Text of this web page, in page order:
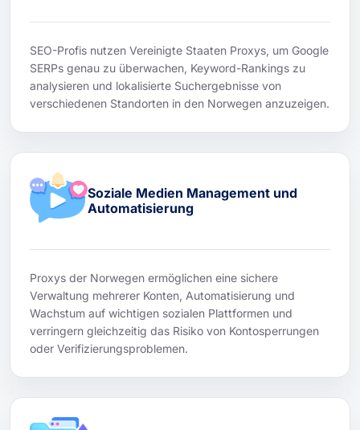
SEO-Profis nutzen Vereinigte Staaten Proxys, um Google
SERPs genau zu überwachen, Keyword-Rankings zu
analysieren und lokalisierte Suchergebnisse von
verschiedenen Standorten in den Norwegen anzuzeigen.
Soziale Medien Management und
Automatisierung
Proxys der Norwegen ermöglichen eine sichere
Verwaltung mehrerer Konten, Automatisierung und
Wachstum auf wichtigen sozialen Plattformen und
verringern gleichzeitig das Risiko von Kontosperrungen
oder Verifizierungsproblemen.